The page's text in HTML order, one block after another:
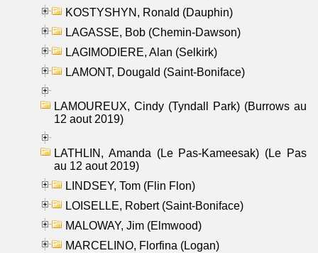
KOSTYSHYN, Ronald (Dauphin)
LAGASSE, Bob (Chemin-Dawson)
LAGIMODIERE, Alan (Selkirk)
LAMONT, Dougald (Saint-Boniface)
LAMOUREUX, Cindy (Tyndall Park) (Burrows au
12 aout 2019)
LATHLIN, Amanda (Le Pas-Kameesak) (Le Pas
au 12 aout 2019)
LINDSEY, Tom (Flin Flon)
LOISELLE, Robert (Saint-Boniface)
MALOWAY, Jim (Elmwood)
MARCELINO, Florfina (Logan)